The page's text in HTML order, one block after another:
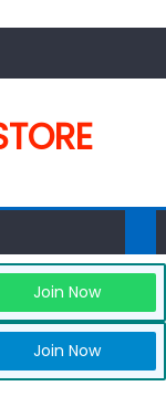
Join Now
Join Now